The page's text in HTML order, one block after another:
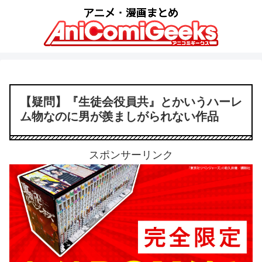
【疑問】『生徒会役員共』とかいうハーレ
ム物なのに男が羨ましがられない作品
スポンサーリンク